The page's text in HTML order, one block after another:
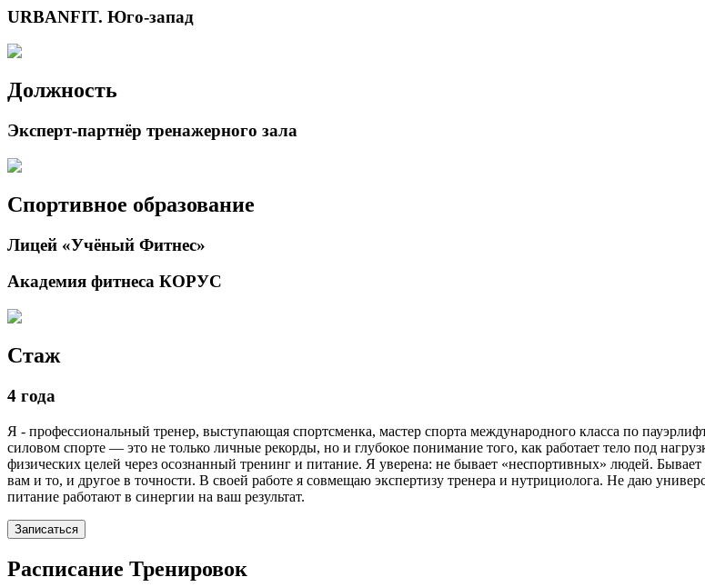
URBANFIT. Юго-запад
Должность
Эксперт-партнёр тренажерного зала
Спортивное образование
Лицей «Учёный Фитнес»
Академия фитнеса КОРУС
Стаж
4 года
Я - профессиональный тренер, выступающая спортсменка, мастер спорта международного класса по
силовом спорте — это не только личные рекорды, но и глубокое понимание того, как работает тело под
физических целей через осознанный тренинг и питание. Я уверена: не бывает «неспортивных» людей.
вам и то, и другое в точности. В своей работе я совмещаю экспертизу тренера и нутрициолога. Не даю
питание работают в синергии на ваш результат.
Записаться
Расписание Тренировок